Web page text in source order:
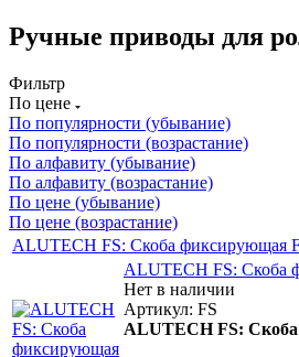
Ручные приводы для
Фильтр
По цене
По популярности (убывание)
По популярности (возрастание)
По алфавиту (убывание)
По алфавиту (возрастание)
По цене (убывание)
По цене (возрастание)
ALUTECH FS: Скоба фиксирующая
ALUTECH FS: Скоба
Нет в наличии
Артикул: FS
ALUTECH FS: